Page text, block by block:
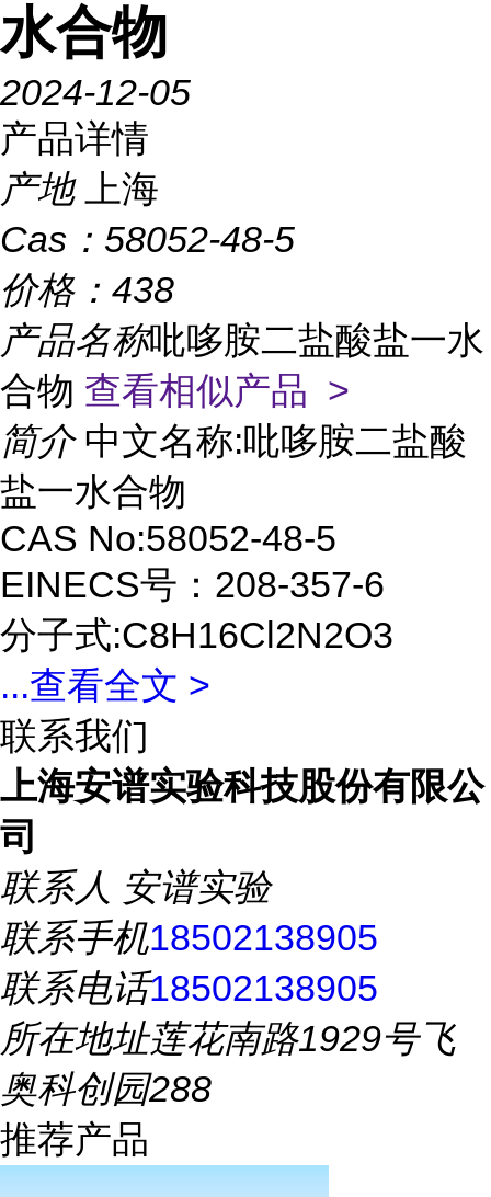
水合物
2024-12-05
产品详情
产地
上海
Cas： 58052-48-5
价格： 438
产品名称吡哆胺二盐酸盐一水
合物 查看相似产品 >
简介 中文名称:吡哆胺二盐酸
盐一水合物
CAS No:58052-48-5
EINECS号：208-357-6
分子式:C8H16Cl2N2O3
...查看全文 >
联系我们
上海安谱实验科技股份有限公
司
联系人 安谱实验
联系手机18502138905
联系电话18502138905
所在地址莲花南路1929号飞
奥科创园288
推荐产品